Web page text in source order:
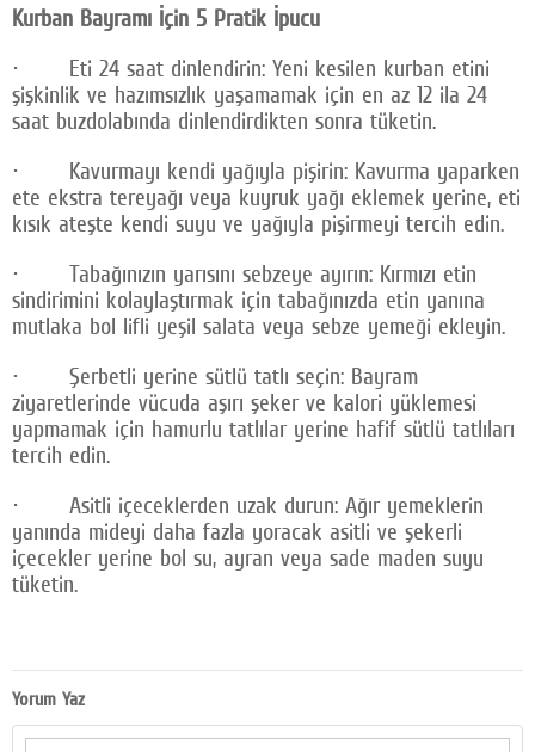
Kurban Bayramı İçin 5 Pratik İpucu
· Eti 24 saat dinlendirin: Yeni kesilen kurban etini
şişkinlik ve hazımsızlık yaşamamak için en az 12 ila 24
saat buzdolabında dinlendirdikten sonra tüketin.
· Kavurmayı kendi yağıyla pişirin: Kavurma yaparken
ete ekstra tereyağı veya kuyruk yağı eklemek yerine, eti
kısık ateşte kendi suyu ve yağıyla pişirmeyi tercih edin.
· Tabağınızın yarısını sebzeye ayırın: Kırmızı etin
sindirimini kolaylaştırmak için tabağınızda etin yanına
mutlaka bol lifli yeşil salata veya sebze yemeği ekleyin.
· Şerbetli yerine sütlü tatlı seçin: Bayram
ziyaretlerinde vücuda aşırı şeker ve kalori yüklemesi
yapmamak için hamurlu tatlılar yerine hafif sütlü tatlıları
tercih edin.
· Asitli içeceklerden uzak durun: Ağır yemeklerin
yanında mideyi daha fazla yoracak asitli ve şekerli
içecekler yerine bol su, ayran veya sade maden suyu
tüketin.
Yorum Yaz